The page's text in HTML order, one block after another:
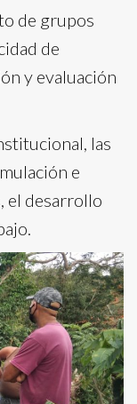
de grupos
de
y evaluación
las
e
el desarrollo